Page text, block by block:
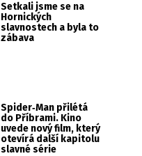
Setkali jsme se na
Hornických
slavnostech a byla to
zábava
Spider‑Man přilétá
do Příbrami. Kino
uvede nový film, který
otevírá další kapitolu
slavné série